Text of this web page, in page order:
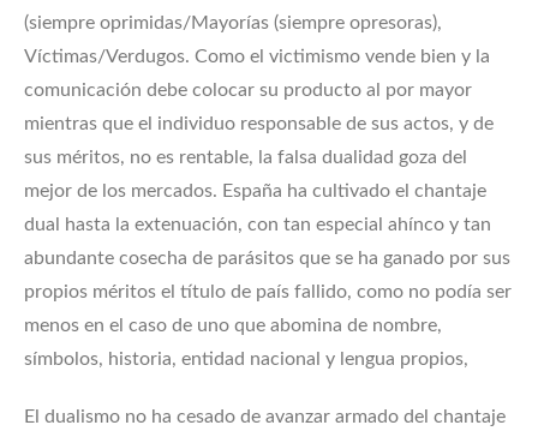
(siempre oprimidas/Mayorías (siempre opresoras),
Víctimas/Verdugos. Como el victimismo vende bien y la
comunicación debe colocar su producto al por mayor
mientras que el individuo responsable de sus actos, y de
sus méritos, no es rentable, la falsa dualidad goza del
mejor de los mercados. España ha cultivado el chantaje
dual hasta la extenuación, con tan especial ahínco y tan
abundante cosecha de parásitos que se ha ganado por sus
propios méritos el título de país fallido, como no podía ser
menos en el caso de uno que abomina de nombre,
símbolos, historia, entidad nacional y lengua propios,
El dualismo no ha cesado de avanzar armado del chantaje